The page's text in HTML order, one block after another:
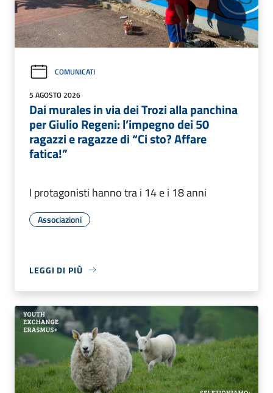
COMUNICATI
5 AGOSTO 2026
Dai murales in via dei Trozi alla panchina
per Giulio Regeni: l’impegno dei 50
ragazzi e ragazze di “Ci sto? Affare
fatica!”
I protagonisti hanno tra i 14 e i 18 anni
Associazioni
LEGGI DI PIÙ